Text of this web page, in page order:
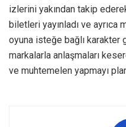
izlerini yakından takip
biletleri yayınladı ve ayrıca
oyuna isteğe bağlı karakter
markalarla anlaşmaları
ve muhtemelen yapmayı